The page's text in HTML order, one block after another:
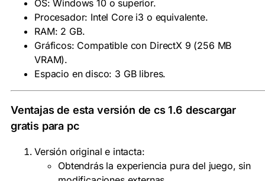
OS: Windows 10 o superior.
Procesador: Intel Core i3 o equivalente.
RAM: 2 GB.
Gráficos: Compatible con DirectX 9 (256 MB
VRAM).
Espacio en disco: 3 GB libres.
Ventajas de esta versión de cs 1.6 descargar
gratis para pc
Versión original e intacta:
Obtendrás la experiencia pura del juego, sin